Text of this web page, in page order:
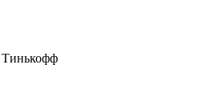
Тинькофф